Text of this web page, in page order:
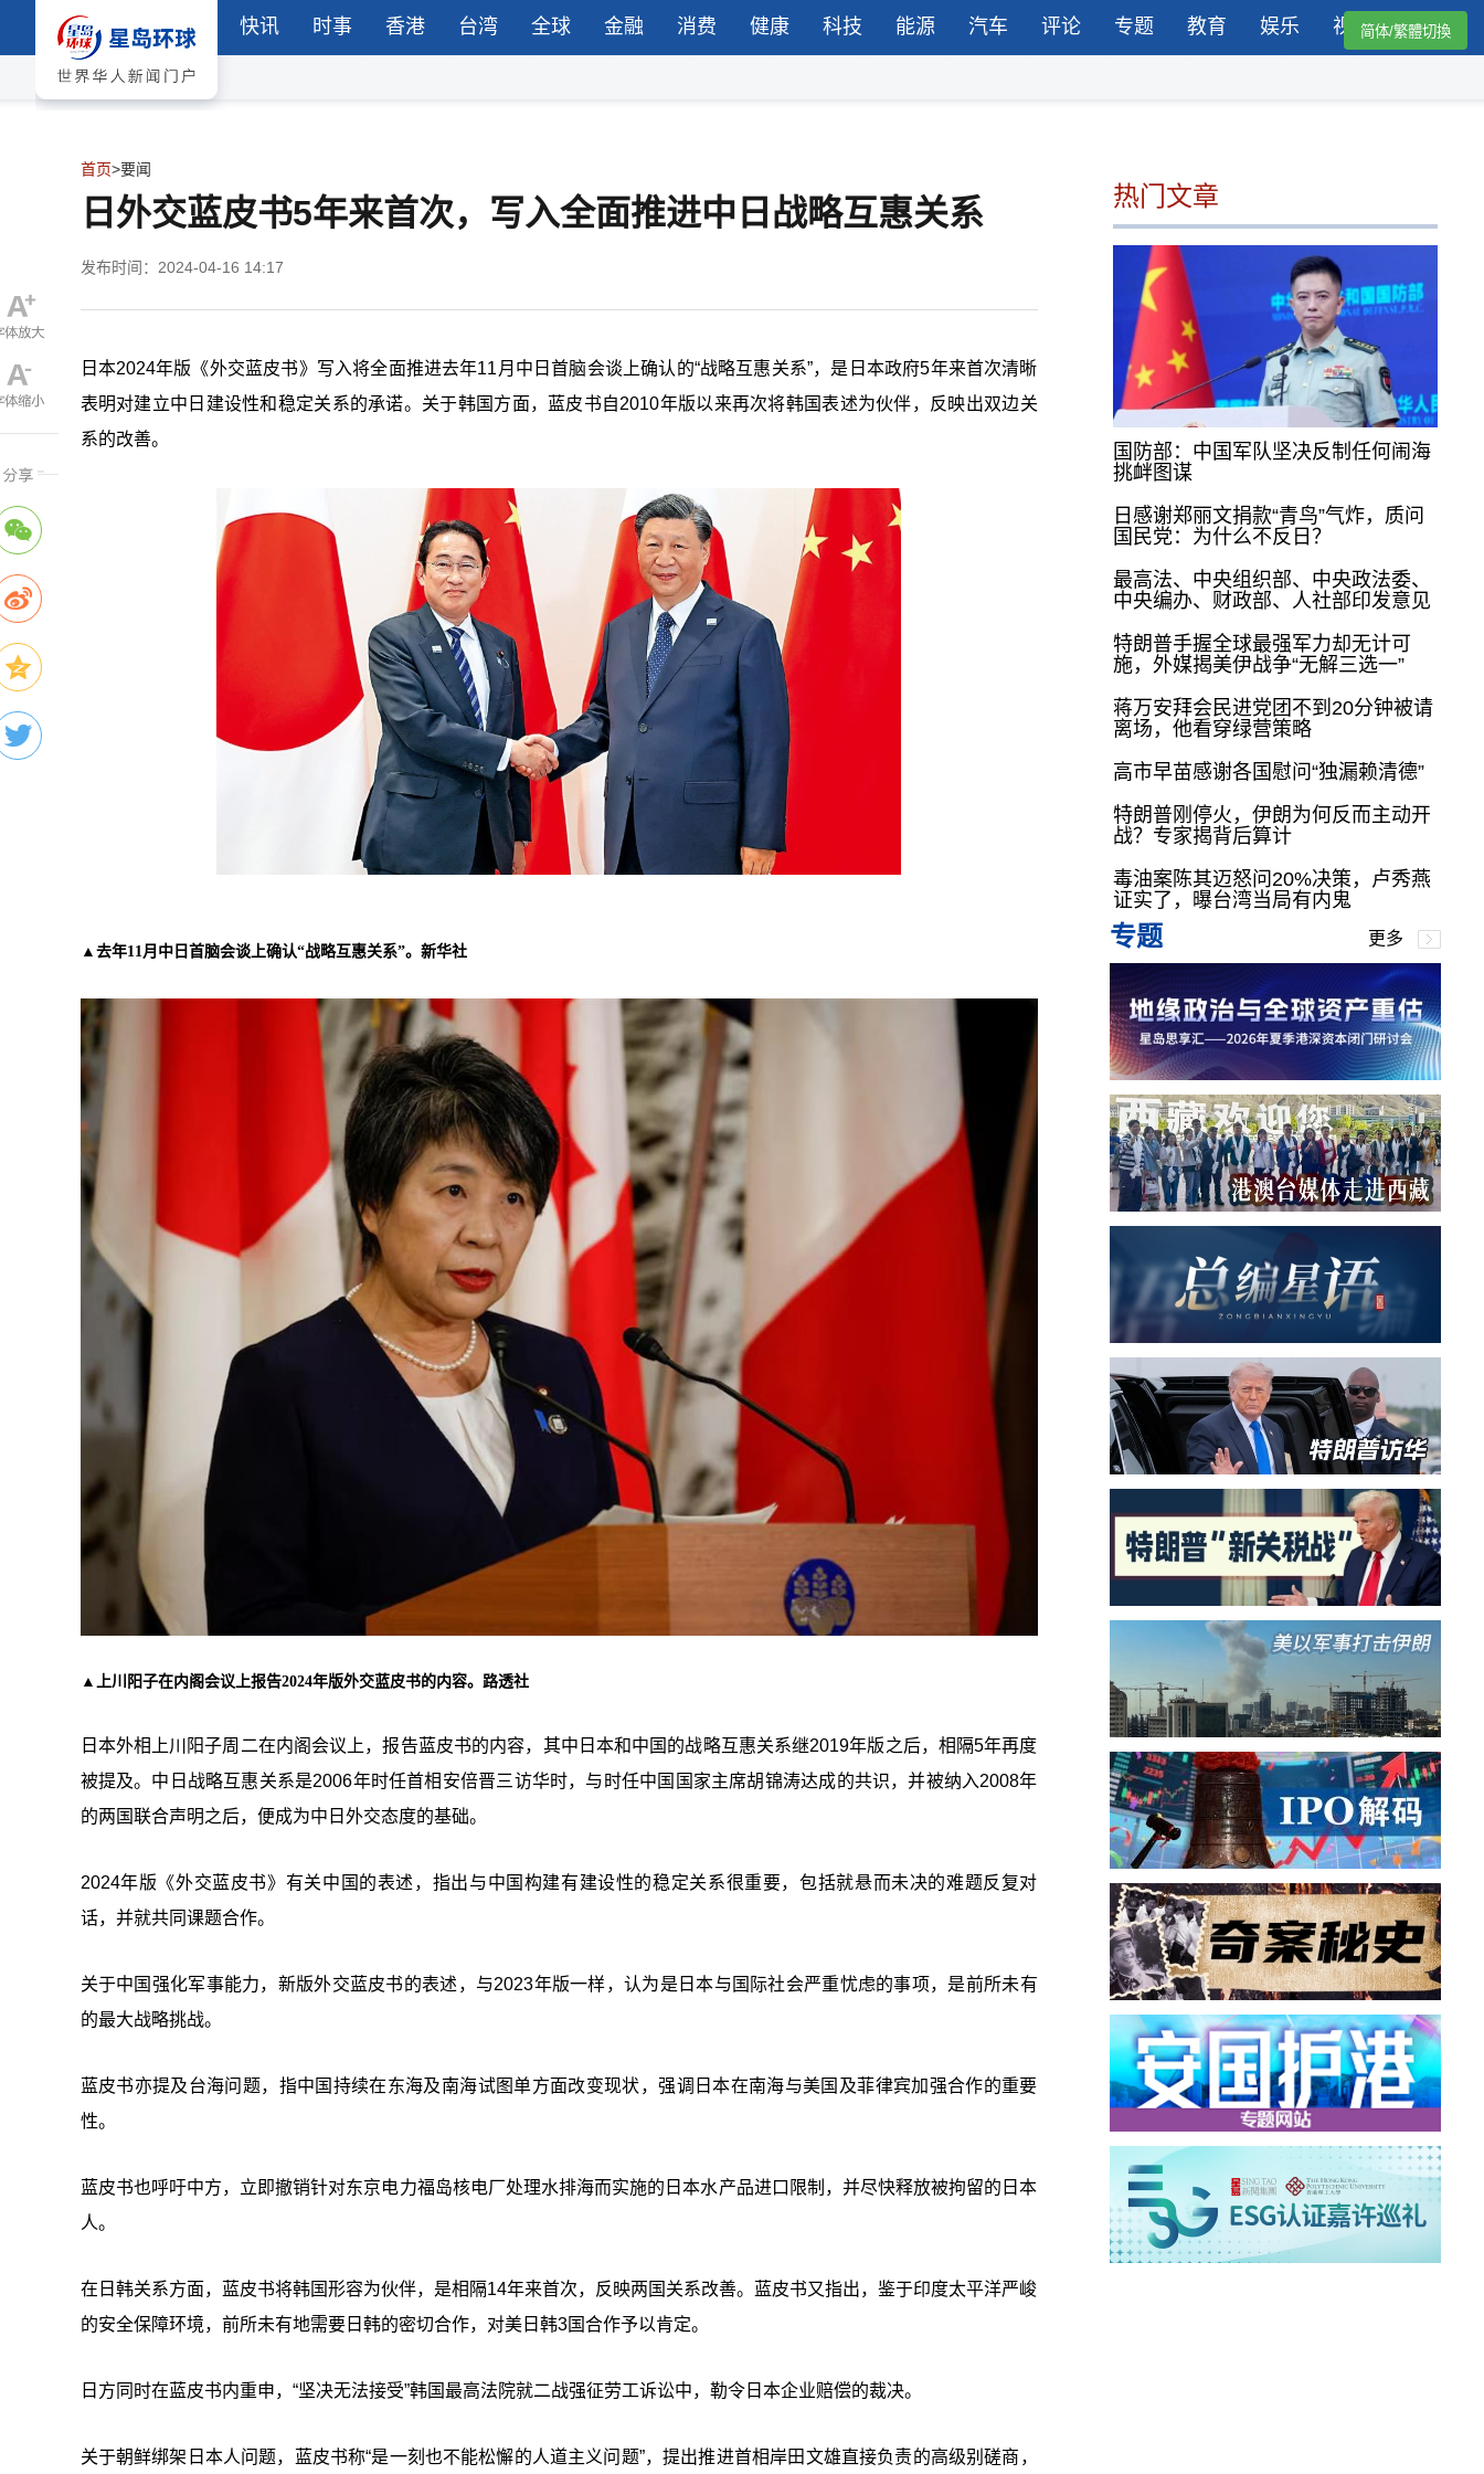
快讯 时事 香港 台湾 全球 金融 消费 健康 科技 能源 汽车 评论 专题 教育 娱乐 视频简体/繁體切換
首页>要闻
日外交蓝皮书5年来首次，写入全面推进中日战略互惠关系
发布时间：2024-04-16 14:17
日本2024年版《外交蓝皮书》写入将全面推进去年11月中日首脑会谈上确认的“战略互惠关系”，是日本政府5年来首次清晰
表明对建立中日建设性和稳定关系的承诺。关于韩国方面，蓝皮书自2010年版以来再次将韩国表述为伙伴，反映出双边关
系的改善。
▲去年11月中日首脑会谈上确认“战略互惠关系”。新华社
▲上川阳子在内阁会议上报告2024年版外交蓝皮书的内容。路透社
日本外相上川阳子周二在内阁会议上，报告蓝皮书的内容，其中日本和中国的战略互惠关系继2019年版之后，相隔5年再度
被提及。中日战略互惠关系是2006年时任首相安倍晋三访华时，与时任中国国家主席胡锦涛达成的共识，并被纳入2008年
的两国联合声明之后，便成为中日外交态度的基础。
2024年版《外交蓝皮书》有关中国的表述，指出与中国构建有建设性的稳定关系很重要，包括就悬而未决的难题反复对
话，并就共同课题合作。
关于中国强化军事能力，新版外交蓝皮书的表述，与2023年版一样，认为是日本与国际社会严重忧虑的事项，是前所未有
的最大战略挑战。
蓝皮书亦提及台海问题，指中国持续在东海及南海试图单方面改变现状，强调日本在南海与美国及菲律宾加强合作的重要
性。
蓝皮书也呼吁中方，立即撤销针对东京电力福岛核电厂处理水排海而实施的日本水产品进口限制，并尽快释放被拘留的日本
人。
在日韩关系方面，蓝皮书将韩国形容为伙伴，是相隔14年来首次，反映两国关系改善。蓝皮书又指出，鉴于印度太平洋严峻
的安全保障环境，前所未有地需要日韩的密切合作，对美日韩3国合作予以肯定。
日方同时在蓝皮书内重申，“坚决无法接受”韩国最高法院就二战强征劳工诉讼中，勒令日本企业赔偿的裁决。
关于朝鲜绑架日本人问题，蓝皮书称“是一刻也不能松懈的人道主义问题”，提出推进首相岸田文雄直接负责的高级别磋商，
热门文章
国防部：中国军队坚决反制任何闹海
挑衅图谋
日感谢郑丽文捐款“青鸟”气炸，质问
国民党：为什么不反日？
最高法、中央组织部、中央政法委、
中央编办、财政部、人社部印发意见
特朗普手握全球最强军力却无计可
施，外媒揭美伊战争“无解三选一”
蒋万安拜会民进党团不到20分钟被请
离场，他看穿绿营策略
高市早苗感谢各国慰问“独漏赖清德”
特朗普刚停火，伊朗为何反而主动开
战？专家揭背后算计
毒油案陈其迈怒问20%决策，卢秀燕
证实了，曝台湾当局有内鬼
专题 更多